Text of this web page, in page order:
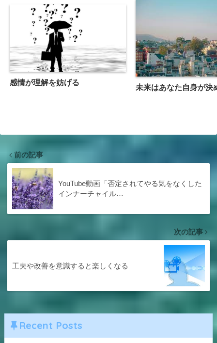
感情が理解を妨げる
未来はあなた自身が決
前の記事
YouTube動画「否定されてやる気をなくした
インナーチャイル…
次の記事
工夫や改善を意識すると楽しくなる
Recent Posts